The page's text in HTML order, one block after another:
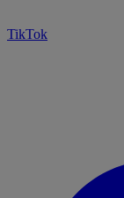
TikTok